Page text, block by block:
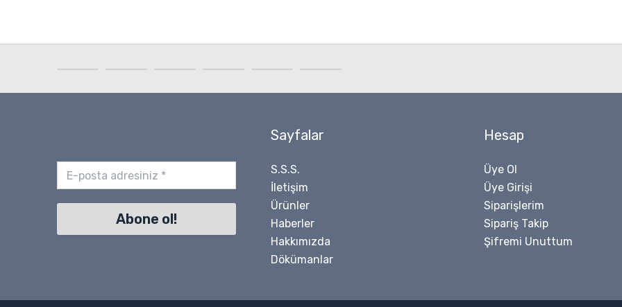
Sayfalar
S.S.S.
İletişim
Ürünler
Haberler
Hakkımızda
Dökümanlar
Hesap
Üye Ol
Üye Girişi
Siparişlerim
Sipariş Takip
Şifremi Unuttum